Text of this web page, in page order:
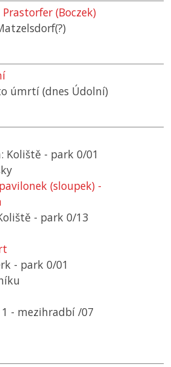
(Boczek)
úmrtí (dnes Údolní)
Koliště - park 0/01
(sloupek) -
- park 0/13
- park 0/01
- mezihradbí /07